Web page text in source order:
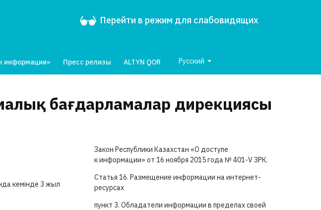
Перейти в режим для слабовидящих
информации» Пресс релизы ALTYN QOR Русский
бағдарламалар дирекциясы
кемінде 3 жыл
Закон Республики Казахстан «О доступе
к информации» от 16 ноября 2015 года № 401-V ЗРК.
Статья 16. Размещение информации на интернет-
ресурсах
пункт 3. Обладатели информации в пределах своей